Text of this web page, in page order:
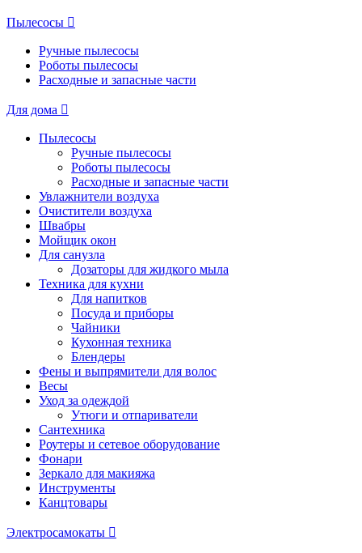
Пылесосы
Ручные пылесосы
Роботы пылесосы
Расходные и запасные части
Для дома
Пылесосы
Ручные пылесосы
Роботы пылесосы
Расходные и запасные части
Увлажнители воздуха
Очистители воздуха
Швабры
Мойщик окон
Для санузла
Дозаторы для жидкого мыла
Техника для кухни
Для напитков
Посуда и приборы
Чайники
Кухонная техника
Блендеры
Фены и выпрямители для волос
Весы
Уход за одеждой
Утюги и отпариватели
Сантехника
Роутеры и сетевое оборудование
Фонари
Зеркало для макияжа
Инструменты
Канцтовары
Электросамокаты